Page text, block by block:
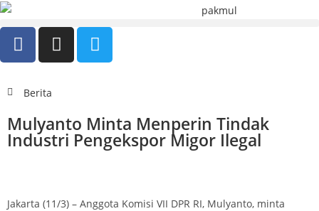
Berita
Mulyanto Minta Menperin Tindak
Industri Pengekspor Migor Ilegal
Jakarta (11/3) – Anggota Komisi VII DPR RI, Mulyanto, minta